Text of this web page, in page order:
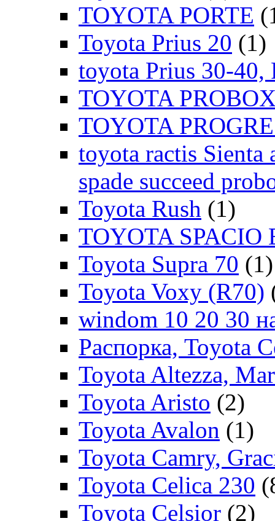
TOYOTA PORTE
Toyota Prius 20 (1)
toyota Prius 30-40,
TOYOTA
TOYOTA
toyota ractis Sienta
spade succeed
Toyota Rush (1)
TOYOTA SPACIO
Toyota Supra 70 (1)
Toyota Voxy (R70)
windom 10 20 30
Распорка, Toyota
Toyota Altezza,
Toyota Aristo (2)
Toyota Avalon (1)
Toyota Camry,
Toyota Celica 230
Toyota Celsior (2)